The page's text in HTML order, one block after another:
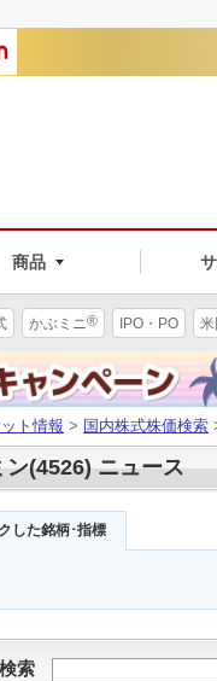
商品
かぶミニ® IPO・PO
ト情報 > 国内株式株価検索
ン(4526) ニュース
した銘柄･指標